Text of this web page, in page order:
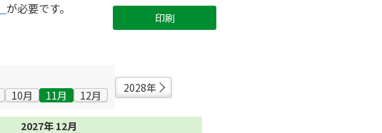
が必要です。
印刷
10月 11月 12月
2028年
2027年 12月